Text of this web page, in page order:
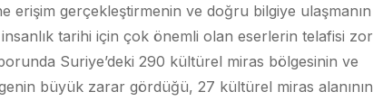
erişim gerçekleştirmenin ve doğru bilgiye ulaşmanın
tarihi için çok önemli olan eserlerin telafisi zor
Suriye’deki 290 kültürel miras bölgesinin ve
büyük zarar gördüğü, 27 kültürel miras alanının